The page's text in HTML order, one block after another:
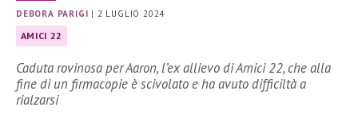
DEBORA PARIGI | 2 LUGLIO 2024
AMICI 22
Caduta rovinosa per Aaron, l’ex allievo di Amici 22, che alla
fine di un firmacopie è scivolato e ha avuto difficiltà a
rialzarsi